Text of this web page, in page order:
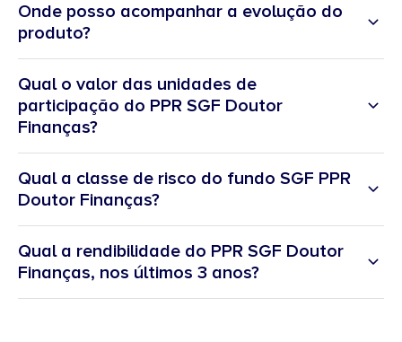
Onde posso acompanhar a evolução do
produto?
Qual o valor das unidades de
participação do PPR SGF Doutor
Finanças?
Qual a classe de risco do fundo SGF PPR
Doutor Finanças?
com um potencial de remuneração elevada. O PPR não tem capital
garantido, o que significa que pode haver perdas.
destina-se a investidores focados no forte crescimento de capital
Qual a rendibilidade do PPR SGF Doutor
Finanças, nos últimos 3 anos?